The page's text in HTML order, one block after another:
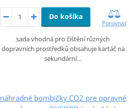
Do košíka
Porovnať
sada vhodná pro čištění různých
dopravních prostředků obsahuje kartáč na
sekundární…
náhradné bombičky CO2 pre opravné